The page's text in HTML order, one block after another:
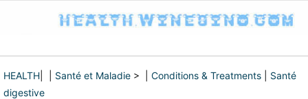
HEALTH Santé et Maladie > | Conditions & Treatments
Santé
digestive